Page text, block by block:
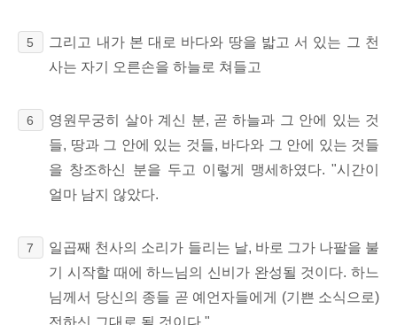
5
그리고 내가 본 대로 바다와 땅을 밟고 서 있는 그 천
사는 자기 오른손을 하늘로 쳐들고
6
영원무궁히 살아 계신 분, 곧 하늘과 그 안에 있는 것
들, 땅과 그 안에 있는 것들, 바다와 그 안에 있는 것들
을 창조하신 분을 두고 이렇게 맹세하였다. "시간이
얼마 남지 않았다.
7
일곱째 천사의 소리가 들리는 날, 바로 그가 나팔을 불
기 시작할 때에 하느님의 신비가 완성될 것이다. 하느
님께서 당신의 종들 곧 예언자들에게 (기쁜 소식으로)
전하신 그대로 될 것이다."